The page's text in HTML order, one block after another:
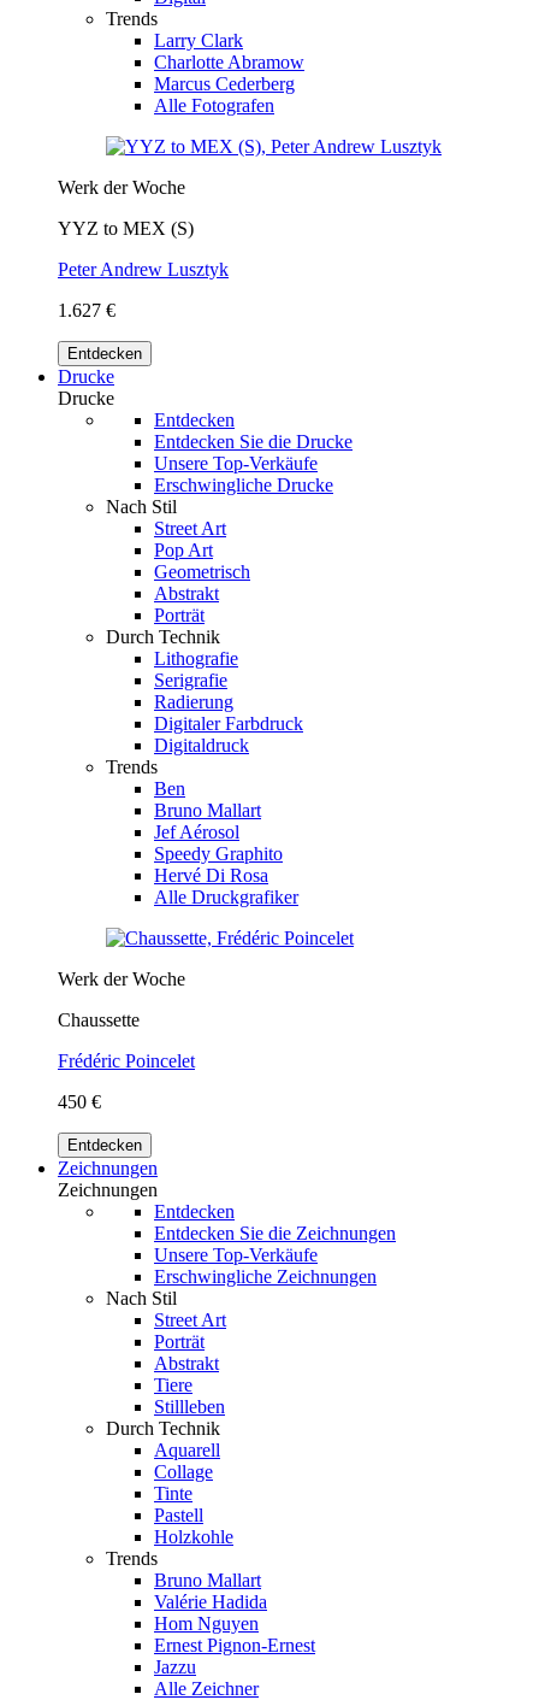
Trends
Larry Clark
Charlotte Abramow
Marcus Cederberg
Alle Fotografen
Werk der Woche
YYZ to MEX (S)
Peter Andrew Lusztyk
1.627 €
Entdecken
Drucke
Drucke
Entdecken
Entdecken Sie die Drucke
Unsere Top-Verkäufe
Erschwingliche Drucke
Nach Stil
Street Art
Pop Art
Geometrisch
Abstrakt
Porträt
Durch Technik
Lithografie
Serigrafie
Radierung
Digitaler Farbdruck
Digitaldruck
Trends
Ben
Bruno Mallart
Jef Aérosol
Speedy Graphito
Hervé Di Rosa
Alle Druckgrafiker
Werk der Woche
Chaussette
Frédéric Poincelet
450 €
Entdecken
Zeichnungen
Zeichnungen
Entdecken
Entdecken Sie die Zeichnungen
Unsere Top-Verkäufe
Erschwingliche Zeichnungen
Nach Stil
Street Art
Porträt
Abstrakt
Tiere
Stillleben
Durch Technik
Aquarell
Collage
Tinte
Pastell
Holzkohle
Trends
Bruno Mallart
Valérie Hadida
Hom Nguyen
Ernest Pignon-Ernest
Jazzu
Alle Zeichner